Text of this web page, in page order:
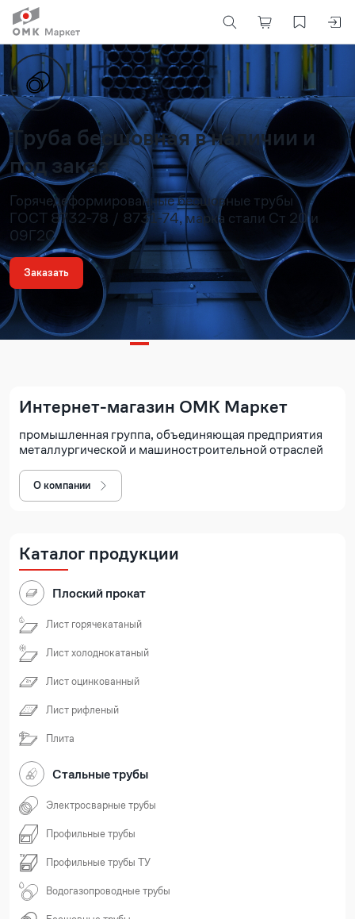
Труба бесшовная в наличии и
под заказ
Горячедеформированные бесшовные трубы
ГОСТ 8732-78 / 8731-74, марка стали Ст 20 и
09Г2С
Заказать
Интернет-магазин ОМК Маркет
промышленная группа, объединяющая предприятия
металлургической и машиностроительной отраслей
О компании
Каталог продукции
Плоский прокат
Лист горячекатаный
Лист холоднокатаный
Лист оцинкованный
Лист рифленый
Плита
Стальные трубы
Электросварные трубы
Профильные трубы
Профильные трубы ТУ
Водогазопроводные трубы